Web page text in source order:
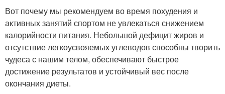
Вот почему мы рекомендуем во время похудения и
активных занятий спортом не увлекаться снижением
калорийности питания. Небольшой дефицит жиров и
отсутствие легкоусвояемых углеводов способны творить
чудеса с нашим телом, обеспечивают быстрое
достижение результатов и устойчивый вес после
окончания диеты.